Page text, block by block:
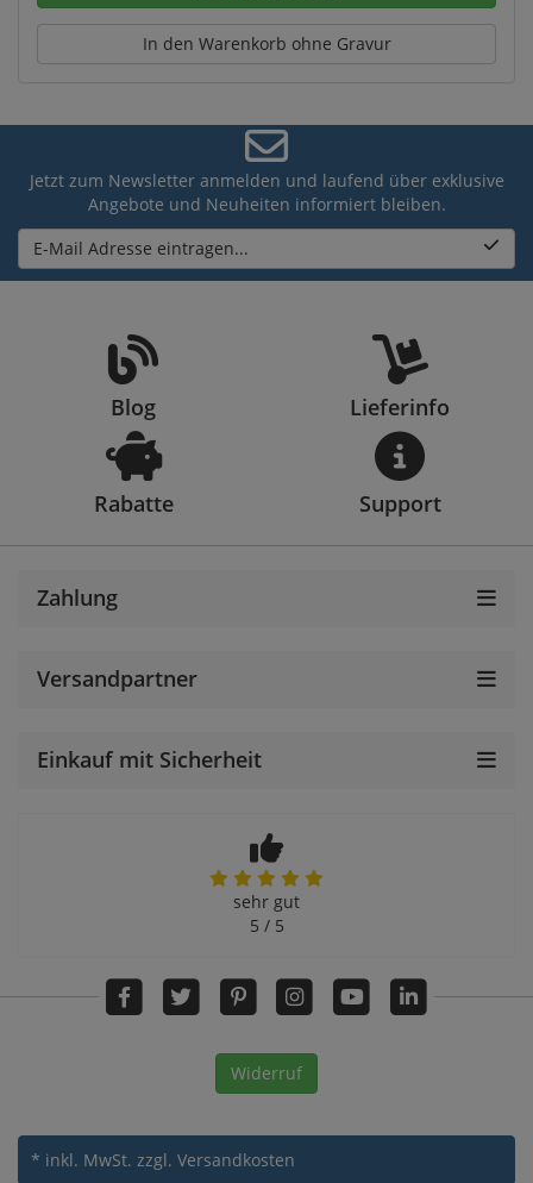
In den Warenkorb ohne Gravur
Jetzt zum Newsletter anmelden und laufend über exklusive
Angebote und Neuheiten informiert bleiben.
E-Mail Adresse eintragen...
Blog Lieferinfo
Rabatte Support
Zahlung
Versandpartner
Einkauf mit Sicherheit
sehr gut
5 / 5
Widerruf
* inkl. MwSt. zzgl. Versandkosten